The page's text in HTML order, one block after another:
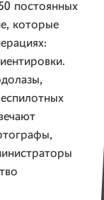
постоянных
которые